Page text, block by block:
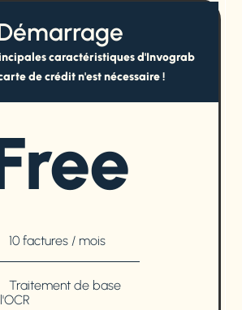
caractéristiques d'Invograb
de crédit n'est nécessaire !
10 factures / mois
Traitement de base